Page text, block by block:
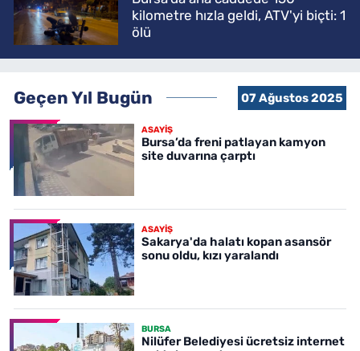
kilometre hızla geldi, ATV'yi biçti: 1
ölü
Geçen Yıl Bugün 07 Ağustos 2025
ASAYİŞ
Bursa’da freni patlayan kamyon
site duvarına çarptı
ASAYİŞ
Sakarya'da halatı kopan asansör
sonu oldu, kızı yaralandı
BURSA
Nilüfer Belediyesi ücretsiz internet